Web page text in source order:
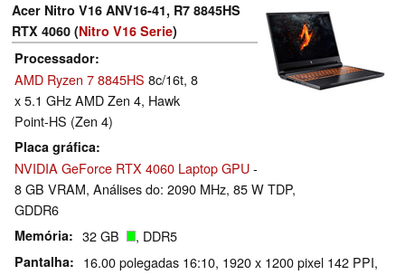
Acer Nitro V16 ANV16-41, R7 8845HS
RTX 4060 (Nitro V16 Serie)
Processador
AMD Ryzen 7 8845HS 8c/16t, 8
x 5.1 GHz AMD Zen 4, Hawk
Point-HS (Zen 4)
Placa gráfica
NVIDIA GeForce RTX 4060 Laptop GPU-
8 GB VRAM, Análises do: 2090 MHz, 85 W TDP,
GDDR6
Memória 32 GB , DDR5
Pantalha
16.00 polegadas 16:10, 1920 x 1200 pixel 142 PPI,